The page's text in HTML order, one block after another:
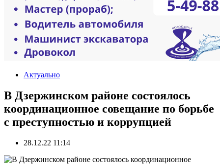
Актуально
В Дзержинском районе состоялось
координационное совещание по борьбе
с преступностью и коррупцией
28.12.22 11:14